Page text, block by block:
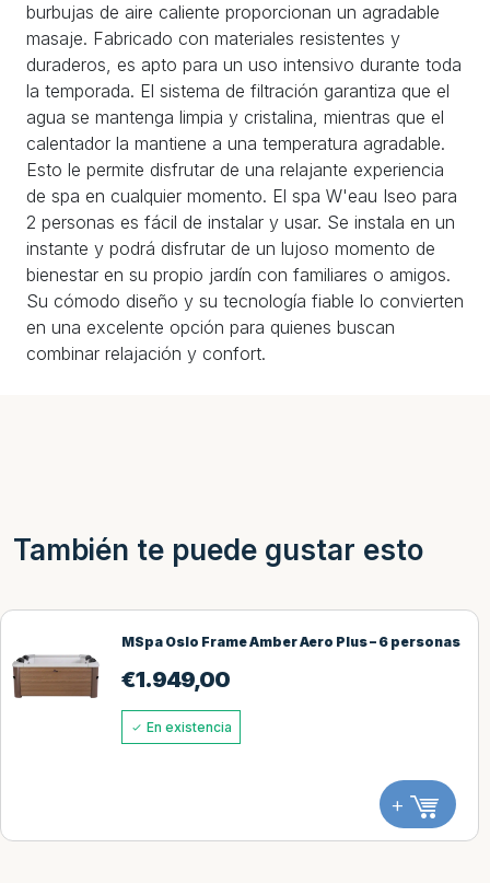
burbujas de aire caliente proporcionan un agradable
masaje. Fabricado con materiales resistentes y
duraderos, es apto para un uso intensivo durante toda
la temporada. El sistema de filtración garantiza que el
agua se mantenga limpia y cristalina, mientras que el
calentador la mantiene a una temperatura agradable.
Esto le permite disfrutar de una relajante experiencia
de spa en cualquier momento. El spa W'eau Iseo para
2 personas es fácil de instalar y usar. Se instala en un
instante y podrá disfrutar de un lujoso momento de
bienestar en su propio jardín con familiares o amigos.
Su cómodo diseño y su tecnología fiable lo convierten
en una excelente opción para quienes buscan
combinar relajación y confort.
También te puede gustar esto
MSpa Oslo Frame Amber Aero Plus – 6 personas
€1.949,00
En existencia
+